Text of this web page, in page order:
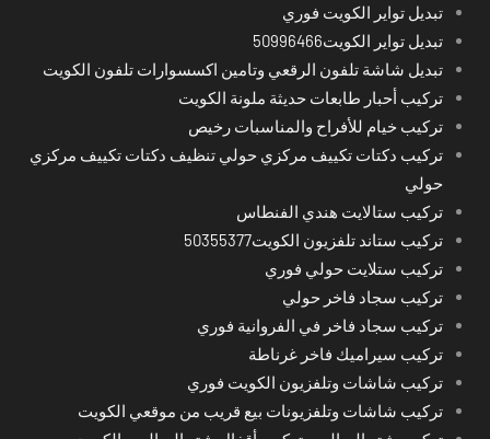
تبديل تواير الكويت فوري
تبديل تواير الكويت50996466
تبديل شاشة تلفون الرقعي وتامين اكسسوارات تلفون الكويت
تركيب أحبار طابعات حديثة ملونة الكويت
تركيب خيام للأفراح والمناسبات رخيص
تركيب دكتات تكييف مركزي حولي تنظيف دكتات تكييف مركزي
حولي
تركيب ستالايت هندي الفنطاس
تركيب ستاند تلفزيون الكويت50355377
تركيب ستلايت حولي فوري
تركيب سجاد فاخر حولي
تركيب سجاد فاخر في الفروانية فوري
تركيب سيراميك فاخر غرناطة
تركيب شاشات وتلفزيون الكويت فوري
تركيب شاشات وتلفزيونات بيع قريب من موقعي الكويت